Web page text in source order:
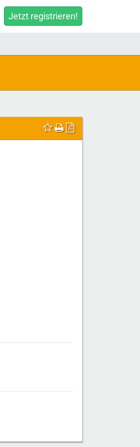
Jetzt registrieren!